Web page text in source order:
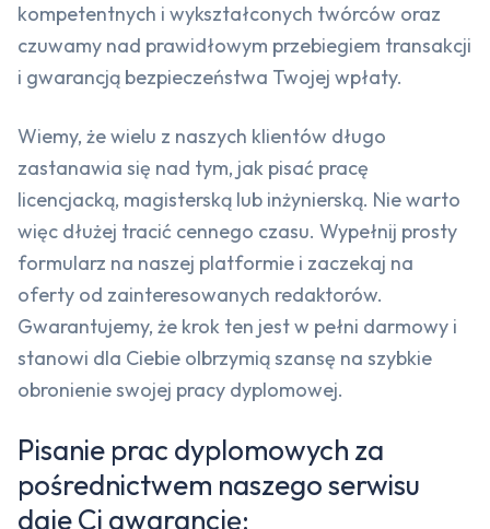
kompetentnych i wykształconych twórców oraz
czuwamy nad prawidłowym przebiegiem transakcji
i gwarancją bezpieczeństwa Twojej wpłaty.
Wiemy, że wielu z naszych klientów długo
zastanawia się nad tym, jak pisać pracę
licencjacką, magisterską lub inżynierską. Nie warto
więc dłużej tracić cennego czasu. Wypełnij prosty
formularz na naszej platformie i zaczekaj na
oferty od zainteresowanych redaktorów.
Gwarantujemy, że krok ten jest w pełni darmowy i
stanowi dla Ciebie olbrzymią szansę na szybkie
obronienie swojej pracy dyplomowej.
Pisanie prac dyplomowych za
pośrednictwem naszego serwisu
daje Ci gwarancję: